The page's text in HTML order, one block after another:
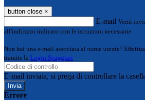
button close ×
E-mail Verrà
all'indirizzo indicato con le istruzioni necessarie.
Non hai una e-mail associata al nome utente?
tramite la Login Spaggiari
E-mail inviata, si prega di controllare la
Errore